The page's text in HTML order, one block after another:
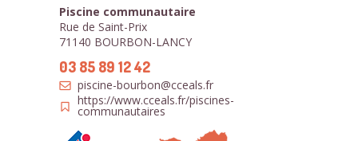
Piscine communautaire
Rue de Saint-Prix
71140 BOURBON-LANCY
03 85 89 12 42
piscine-bourbon@cceals.fr
https://www.cceals.fr/piscines-
communautaires